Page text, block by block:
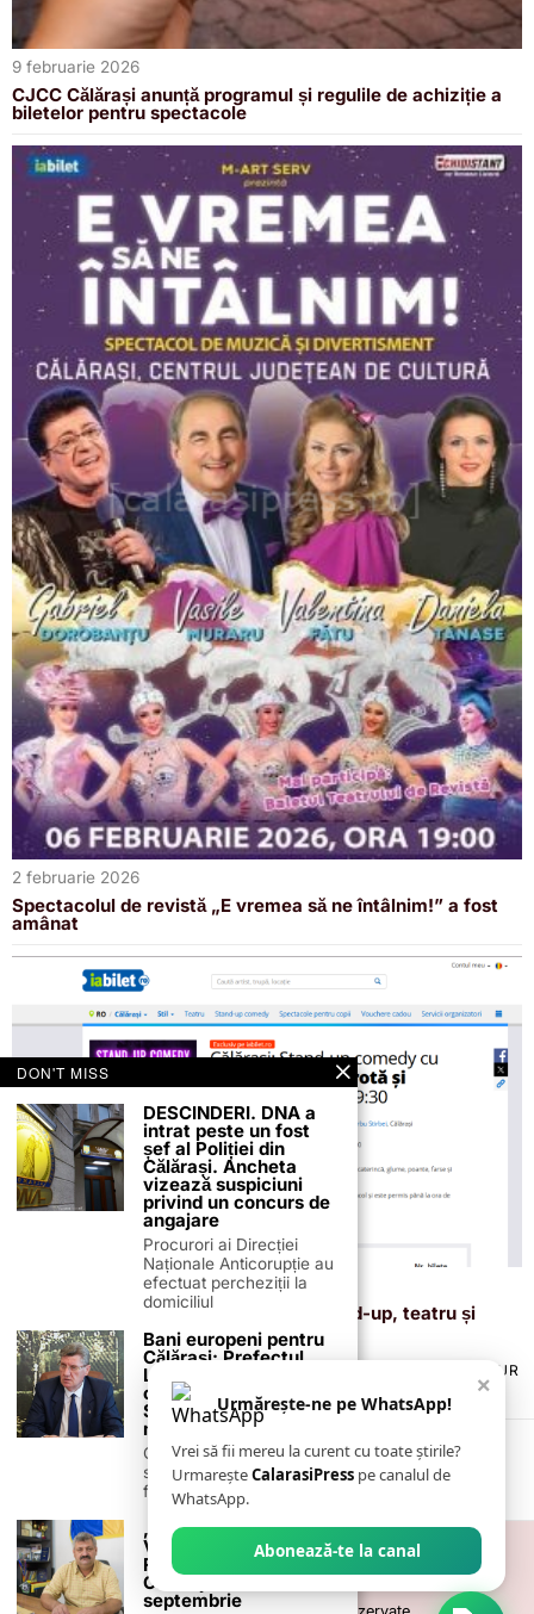
9 februarie 2026
CJCC Călărași anunță programul și regulile de achiziție a
biletelor pentru spectacole
2 februarie 2026
Spectacolul de revistă „E vremea să ne întâlnim!” a fost
amânat
Trei luni de spectacole la Călărași: stand-up, teatru și
concerte de top pe scena CJCC
TERMENI ȘI CONDIȚII
POLITICA DE ANULARE & RETUR
PUBLICITATE ONLINE & TIPĂRITĂ
CONTACT
ZIARUL ANUNȚUL CĂLĂRĂȘEAN
×
Urmărește-ne pe WhatsApp!
Vrei să fii mereu la curent cu toate știrile?
UrmareșteCalarasiPress pe canalul de
WhatsApp.
Abonează-te la canal
DON'T MISS
DESCINDERI. DNA a
intrat peste un fost
șef al Poliției din
Călărași. Ancheta
vizează suspiciuni
privind un concurs de
angajare
Procurori ai Direcției
Naționale Anticorupție au
efectuat percheziții la
domiciliul
Bani europeni pentru
Călărași: Prefectul
Laurențiu State anunță
colaborarea cu ADR
Sud-Muntenia pentru
noi finanțări
Călărașul se pregătește
să intre pe harta
finanțărilor europene, cu
„Zilele Comunei
Vâlcelele” – „Zilele
Fermierului
Călărăşean” – 9
septembrie